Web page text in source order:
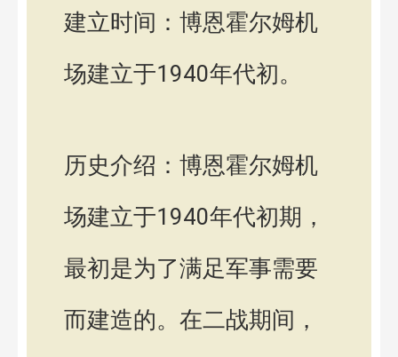
建立时间：博恩霍尔姆机
场建立于1940年代初。
历史介绍：博恩霍尔姆机
场建立于1940年代初期，
最初是为了满足军事需要
而建造的。在二战期间，